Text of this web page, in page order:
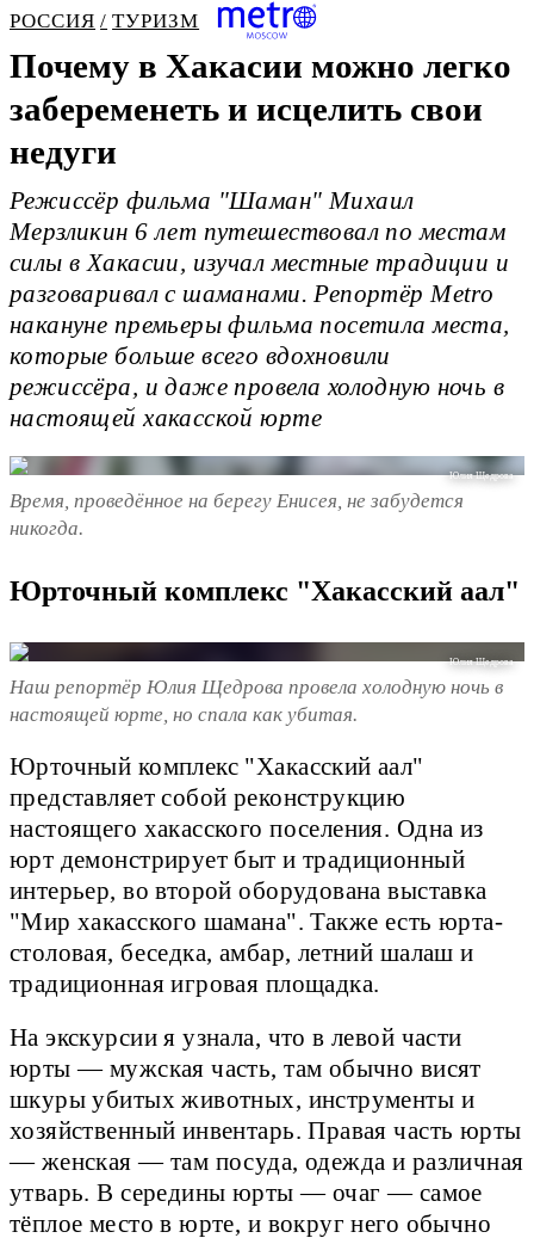
РОССИЯ ТУРИЗМ
Почему в Хакасии можно легко
забеременеть и исцелить свои
недуги
Режиссёр фильма "Шаман" Михаил
Мерзликин 6 лет путешествовал по местам
силы в Хакасии, изучал местные традиции и
разговаривал с шаманами. Репортёр Metro
накануне премьеры фильма посетила места,
которые больше всего вдохновили
режиссёра, и даже провела холодную ночь в
настоящей хакасской юрте
Юлия Щедрова
Время, проведённое на берегу Енисея, не забудется
никогда.
Юрточный комплекс "Хакасский аал"
Юлия Щедрова
Наш репортёр Юлия Щедрова провела холодную ночь в
настоящей юрте, но спала как убитая.
Юрточный комплекс "Хакасский аал"
представляет собой реконструкцию
настоящего хакасского поселения. Одна из
юрт демонстрирует быт и традиционный
интерьер, во второй оборудована выставка
"Мир хакасского шамана". Также есть юрта-
столовая, беседка, амбар, летний шалаш и
традиционная игровая площадка.
На экскурсии я узнала, что в левой части
юрты — мужская часть, там обычно висят
шкуры убитых животных, инструменты и
хозяйственный инвентарь. Правая часть юрты
— женская — там посуда, одежда и различная
утварь. В середины юрты — очаг — самое
тёплое место в юрте, и вокруг него обычно